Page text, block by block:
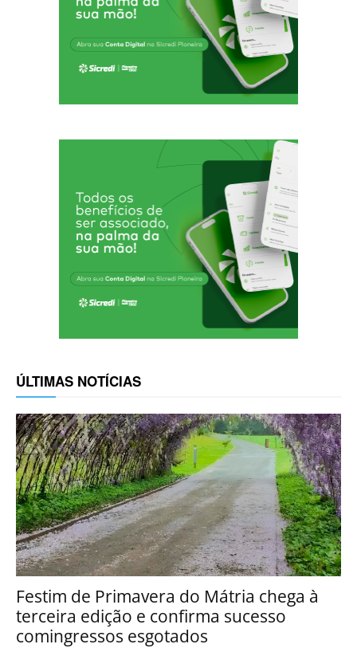
ÚLTIMAS NOTÍCIAS
Festim de Primavera do Mátria chega à
terceira edição e confirma sucesso
comingressos esgotados